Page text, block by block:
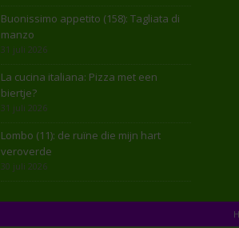
Buonissimo appetito (158): Tagliata di
manzo
31 juli 2026
La cucina italiana: Pizza met een
biertje?
31 juli 2026
Lombo (11): de ruïne die mijn hart
veroverde
30 juli 2026